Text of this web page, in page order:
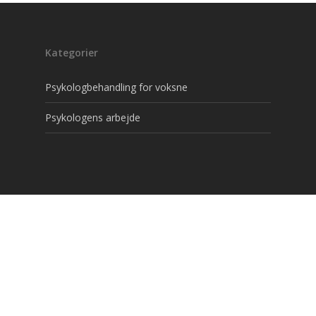
Kategorier
Psykologbehandling for voksne
Psykologens arbejde